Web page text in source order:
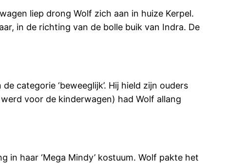
liep drong Wolf zich aan in huize Kerpel.
in de richting van de bolle buik van Indra. De
categorie ‘beweeglijk’. Hij hield zijn ouders
voor de kinderwagen) had Wolf allang
in haar ‘Mega Mindy’ kostuum. Wolf pakte het